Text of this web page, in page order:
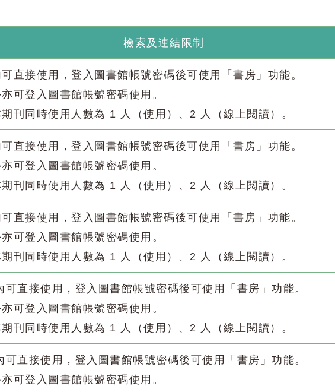
檢索及連結限制
直接使用，登入圖書館帳號密碼後可使用「書房」功能。
可登入圖書館帳號密碼使用。
刊同時使用人數為 1 人（使用）、2 人（線上閱讀）。
直接使用，登入圖書館帳號密碼後可使用「書房」功能。
可登入圖書館帳號密碼使用。
刊同時使用人數為 1 人（使用）、2 人（線上閱讀）。
直接使用，登入圖書館帳號密碼後可使用「書房」功能。
可登入圖書館帳號密碼使用。
刊同時使用人數為 1 人（使用）、2 人（線上閱讀）。
可直接使用，登入圖書館帳號密碼後可使用「書房」功能。
可登入圖書館帳號密碼使用。
刊同時使用人數為 1 人（使用）、2 人（線上閱讀）。
可直接使用，登入圖書館帳號密碼後可使用「書房」功能。
可登入圖書館帳號密碼使用。